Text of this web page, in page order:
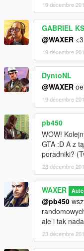
19 décembre
GABRIEL
@WAXER <3
19 décembre
DyntoNL
@WAXER
19 décembre
pb450
WOW!
GTA :D A z
poradniki?
23 décembre
WAXER
@pb450
ale i tak
23 décembre